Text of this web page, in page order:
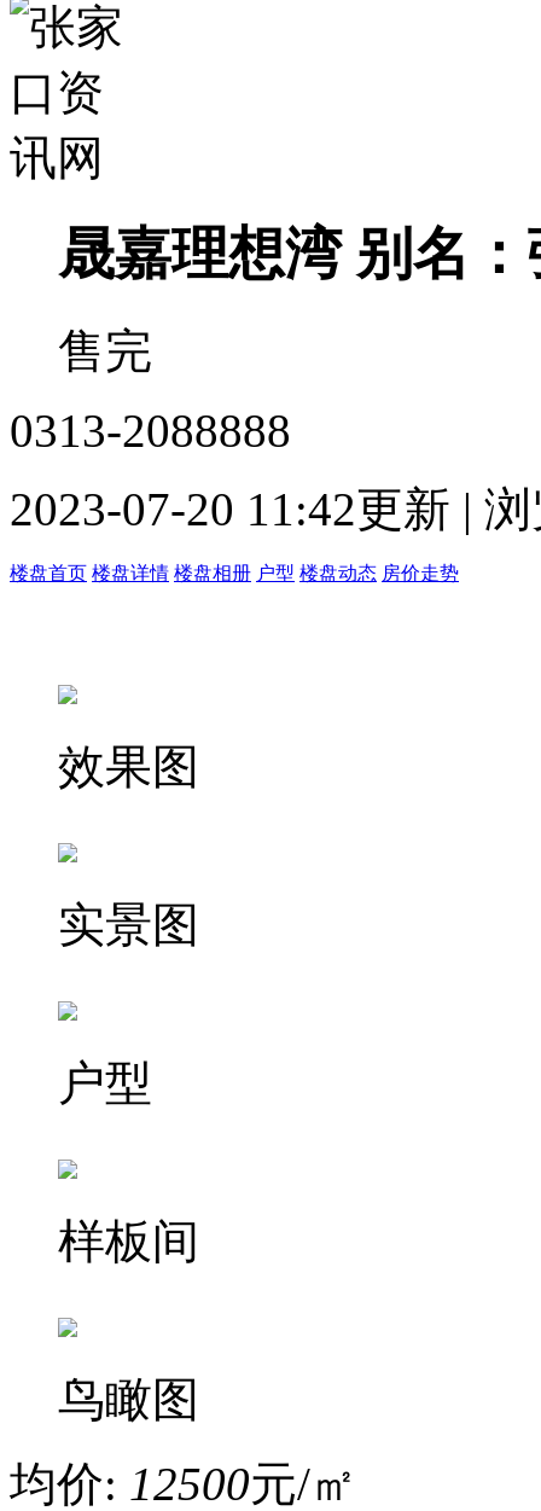
晟嘉理想湾 别名
售完
0313-2088888
2023-07-20 11:42更新 |
楼盘首页 楼盘详情 楼盘相册 户型 楼盘动态 房价走势
效果图
实景图
户型
样板间
鸟瞰图
均价: 12500元/㎡